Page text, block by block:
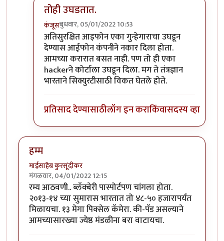
तोही उघडतात.
कंजूसबुधवार, 05/01/2022 10:53
In reply toतो जुना ब्लॅकबेरी फोन होताbyश्रीरंग_जोशी
अतिसुरक्षित आइफोन एका गुन्हेगाराचा उघडून
देण्यास आईफोन कंपनीने नकार दिला होता.
आमच्या करारात बसत नाही. पण तो ही एका
hackerने कोर्टाला उघडून दिला. मग ते तंत्रज्ञान
भारताने सिक्युरटीसाठी विकत घेतले होते.
प्रतिसाद देण्यासाठीलॉग इन कराकिंवासदस्य व्हा
हम्म
माईसाहेब कुरसूंदीकर
मंगळवार, 04/01/2022 12:15
रम्य आठवणी.. ब्लॅक्बेरी पास्पोर्टपण चांगला होता.
२०१३-१४ च्या सुमारास भारतात तो ४८-५० हजारापर्यंत
मिळायचा. १३ मेगा पिक्सेल कॅमेरा. की-पॅड असल्याने
आमच्यासारख्या ज्येष्ठ मंडळीना बरा वाटायचा.